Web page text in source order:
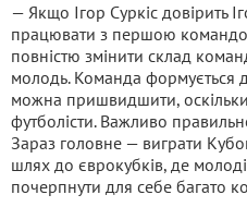
— Якщо Ігор Суркіс довірить
працювати з першою
повністю змінити склад
молодь. Команда формується
можна пришвидшити,
футболісти. Важливо
Зараз головне — виграти
шлях до єврокубків, де
почерпнути для себе багато